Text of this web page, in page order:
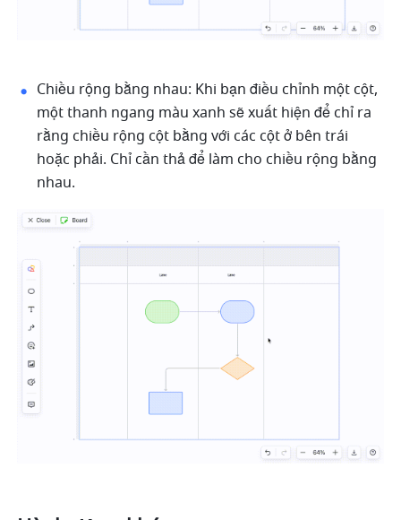
Chiều rộng bằng nhau: Khi bạn điều chỉnh một cột,
một thanh ngang màu xanh sẽ xuất hiện để chỉ ra
rằng chiều rộng cột bằng với các cột ở bên trái
hoặc phải. Chỉ cần thả để làm cho chiều rộng bằng
nhau.